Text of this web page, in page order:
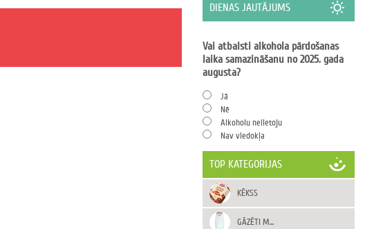
DIENAS JAUTĀJUMS
Vai atbalsti alkohola pārdošanas
laika samazināšanu no 2025. gada
augusta?
Jā
Nē
Alkoholu nelietoju
Nav viedokļa
TOP KATEGORIJAS
KĒKSS
GĀZĒTI M...